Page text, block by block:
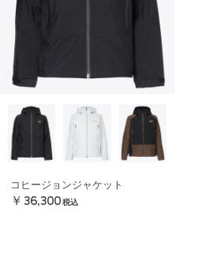
コヒージョンジャケット
￥36,300 税込